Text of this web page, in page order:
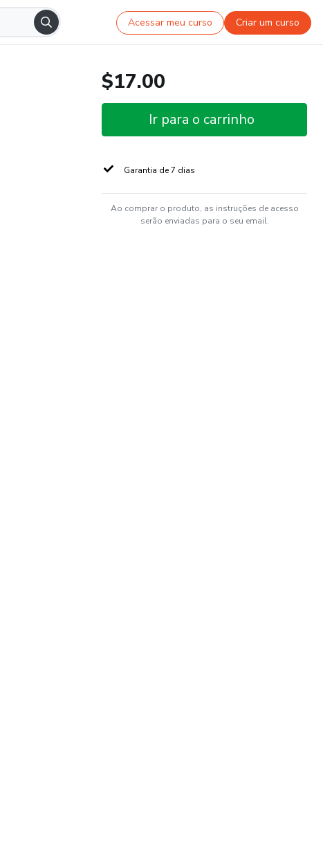
Acessar meu curso Criar um curso
$17.00
Ir para o carrinho
Garantia de 7 dias
Ao comprar o produto, as instruções de acesso
serão enviadas para o seu email.